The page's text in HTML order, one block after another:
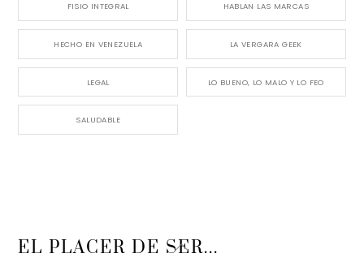
FISIO INTEGRAL HABLAN LAS MARCAS
HECHO EN VENEZUELA LA VERGARA GEEK
LEGAL LO BUENO, LO MALO Y LO FEO
SALUDABLE
Back
EL PLACER DE SER...